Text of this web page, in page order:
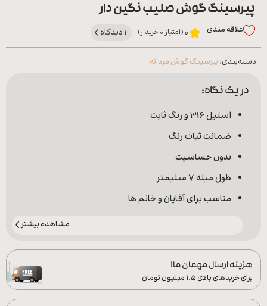
پیرسینگ گوش صلیب نگین دار
علاقه‌ مندی 0(امتیاز 0 خریدار) 1 دیدگاه
دسته‌بندی: پیرسینگ گوش مردانه
در یک نگاه:
استیل 316 و رنگ ثابت
ضمانت ثبات رنگ
بدون حساسیت
طول میله 7 میلیمتر
مناسب برای آقایان و خانم ها
مشاهده بیشتر
هزینه ارسال مهمان ما!
برای خریدهای بالای ۱.۵ میلیون تومان